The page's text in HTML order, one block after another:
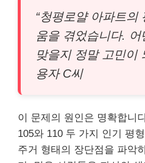
“청평로얄 아파트의
움을 겪었습니다.
맞을지 정말 고민이
용자 C씨
이 문제의 원인은 명확합니
105와 110 두 가지 인기 평
주거 형태의 장단점을 파악